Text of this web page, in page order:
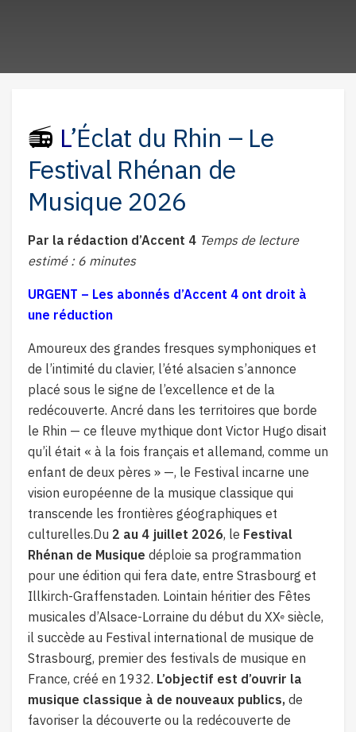
📻 L’Éclat du Rhin – Le
Festival Rhénan de
Musique 2026
Par la rédaction d’Accent 4 Temps de lecture
estimé : 6 minutes
URGENT – Les abonnés d’Accent 4 ont droit à
une réduction
Amoureux des grandes fresques symphoniques et
de l’intimité du clavier, l’été alsacien s’annonce
placé sous le signe de l’excellence et de la
redécouverte. Ancré dans les territoires que borde
le Rhin — ce fleuve mythique dont Victor Hugo disait
qu’il était « à la fois français et allemand, comme un
enfant de deux pères » —, le Festival incarne une
vision européenne de la musique classique qui
transcende les frontières géographiques et
culturelles.Du 2 au 4 juillet 2026, le Festival
Rhénan de Musique déploie sa programmation
pour une édition qui fera date, entre Strasbourg et
Illkirch-Graffenstaden. Lointain héritier des Fêtes
musicales d’Alsace-Lorraine du début du XXe siècle,
il succède au Festival international de musique de
Strasbourg, premier des festivals de musique en
France, créé en 1932. L’objectif est d’ouvrir la
musique classique à de nouveaux publics, de
favoriser la découverte ou la redécouverte de